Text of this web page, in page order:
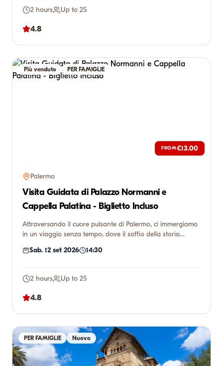
2 hours Up to 25
4.8
Più venduto PER FAMIGLIE
FROM€13.00
Palermo
Visita Guidata di Palazzo Normanni e
Cappella Palatina - Biglietto Incluso
Attraversando il cuore pulsante di Palermo, ci immergiamo
in un viaggio senza tempo, dove il soffio della storia
Sab. 12 set 2026 14:30
2 hours Up to 25
4.8
PER FAMIGLIE Nuovo